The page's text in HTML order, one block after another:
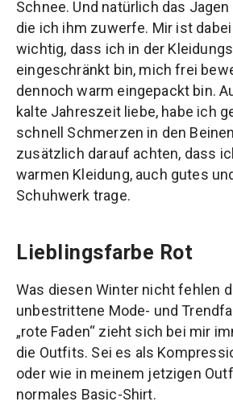
Schnee. Und natürlich das
die ich ihm zuwerfe. Mir ist dabei
wichtig, dass ich in der
eingeschränkt bin, mich frei
dennoch warm eingepackt bin.
kalte Jahreszeit liebe, habe ich
schnell Schmerzen in den
zusätzlich darauf achten, dass
warmen Kleidung, auch gutes
Schuhwerk trage.
Lieblingsfarbe Rot
Was diesen Winter nicht fehlen
unbestrittene Mode- und
„rote Faden“ zieht sich bei mir
die Outfits. Sei es als
oder wie in meinem jetzigen
normales Basic-Shirt.